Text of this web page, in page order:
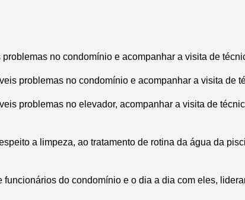
no condomínio e acompanhar a visita de
problemas no condomínio e acompanhar a visita de
problemas no elevador, acompanhar a visita de
a limpeza, ao tratamento de rotina da água da
do condomínio e o dia a dia com eles,